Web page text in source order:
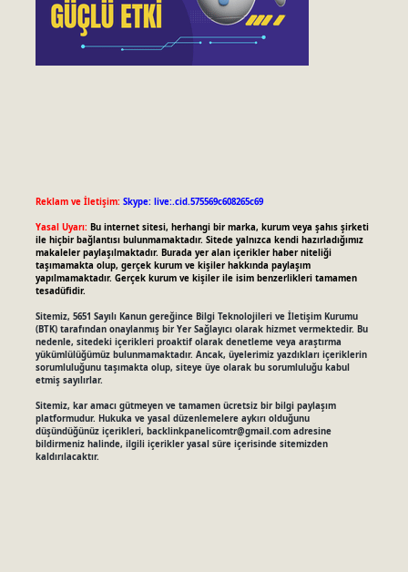
Reklam ve İletişim: Skype: live:.cid.575569c608265c69
Yasal Uyarı: Bu internet sitesi, herhangi bir marka, kurum veya şahıs şirketi
ile hiçbir bağlantısı bulunmamaktadır. Sitede yalnızca kendi hazırladığımız
makaleler paylaşılmaktadır. Burada yer alan içerikler haber niteliği
taşımamakta olup, gerçek kurum ve kişiler hakkında paylaşım
yapılmamaktadır. Gerçek kurum ve kişiler ile isim benzerlikleri tamamen
tesadüfidir.
Sitemiz, 5651 Sayılı Kanun gereğince Bilgi Teknolojileri ve İletişim Kurumu
(BTK) tarafından onaylanmış bir Yer Sağlayıcı olarak hizmet vermektedir. Bu
nedenle, sitedeki içerikleri proaktif olarak denetleme veya araştırma
yükümlülüğümüz bulunmamaktadır. Ancak, üyelerimiz yazdıkları içeriklerin
sorumluluğunu taşımakta olup, siteye üye olarak bu sorumluluğu kabul
etmiş sayılırlar.
Sitemiz, kar amacı gütmeyen ve tamamen ücretsiz bir bilgi paylaşım
platformudur. Hukuka ve yasal düzenlemelere aykırı olduğunu
düşündüğünüz içerikleri, backlinkpanelicomtr@gmail.comadresine
bildirmeniz halinde, ilgili içerikler yasal süre içerisinde sitemizden
kaldırılacaktır.